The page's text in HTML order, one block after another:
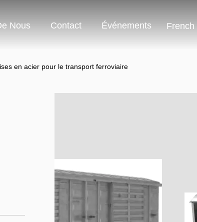
Nous Contact Événements French
en acier pour le transport ferroviaire